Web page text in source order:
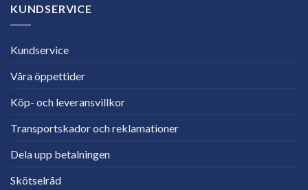
KUNDSERVICE
Kundservice
Våra öppettider
Köp- och leveransvillkor
Transportskador och reklamationer
Dela upp betalningen
Skötselråd